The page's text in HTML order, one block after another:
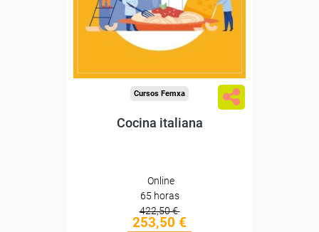
Diploma
Cursos Femxa
Cocina italiana
Online
65 horas
422,50 €
253,50 €